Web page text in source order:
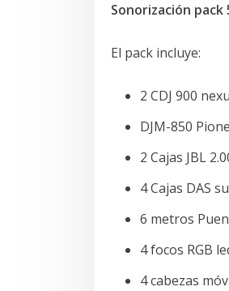
Sonorización pack
El pack incluye:
2 CDJ 900
DJM-850
2 Cajas JBL
4 Cajas DAS
6 metros
4 focos RGB
4 cabezas